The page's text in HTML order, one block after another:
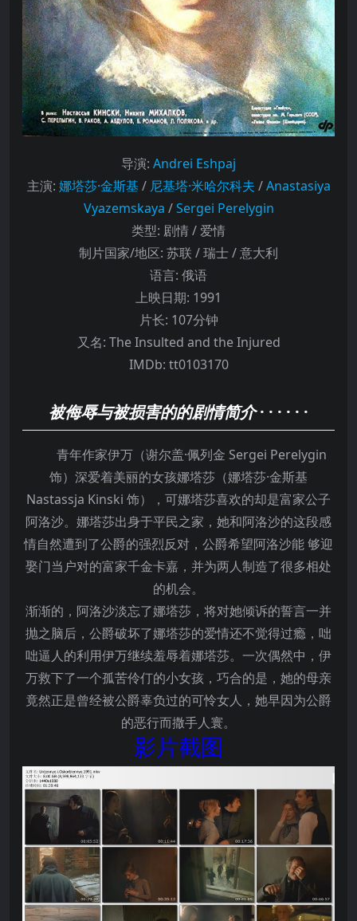
导演: Andrei Eshpaj
主演: 娜塔莎·金斯基 / 尼基塔·米哈尔科夫 /Anastasiya
Vyazemskaya /Sergei Perelygin
类型: 剧情 / 爱情
制片国家/地区: 苏联 / 瑞士 / 意大利
语言: 俄语
上映日期: 1991
片长: 107分钟
又名: The Insulted and the Injured
IMDb: tt0103170
被侮辱与被损害的的剧情简介· · · · · ·
青年作家伊万（谢尔盖·佩列金 Sergei Perelygin
饰）深爱着美丽的女孩娜塔莎（娜塔莎·金斯基
Nastassja Kinski 饰），可娜塔莎喜欢的却是富家公子
阿洛沙。娜塔莎出身于平民之家，她和阿洛沙的这段感
情自然遭到了公爵的强烈反对，公爵希望阿洛沙能 够迎
娶门当户对的富家千金卡嘉，并为两人制造了很多相处
的机会。
渐渐的，阿洛沙淡忘了娜塔莎，将对她倾诉的誓言一并
抛之脑后，公爵破坏了娜塔莎的爱情还不觉得过瘾，咄
咄逼人的利用伊万继续羞辱着娜塔莎。一次偶然中，伊
万救下了一个孤苦伶仃的小女孩，巧合的是，她的母亲
竟然正是曾经被公爵辜负过的可怜女人，她早因为公爵
的恶行而撒手人寰。
影片截图